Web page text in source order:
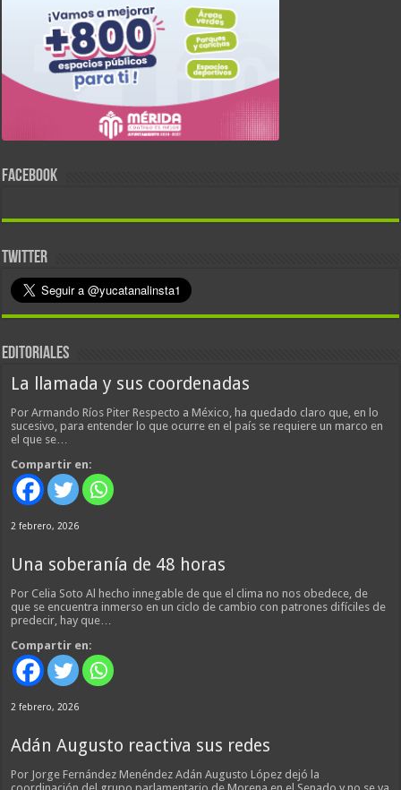
FACEBOOK
TWITTER
EDITORIALES
La llamada y sus coordenadas
Por Armando Ríos Piter Respecto a México, ha quedado claro que, en lo
sucesivo, para entender lo que ocurre en el país se requiere un marco en
el que se…
Compartir en:
2 febrero, 2026
Una soberanía de 48 horas
Por Celia Soto Al hecho innegable de que el clima no nos obedece, de
que se encuentra inmerso en un ciclo de cambio con patrones difíciles de
predecir, hay que…
Compartir en:
2 febrero, 2026
Adán Augusto reactiva sus redes
Por Jorge Fernández Menéndez Adán Augusto López dejó la